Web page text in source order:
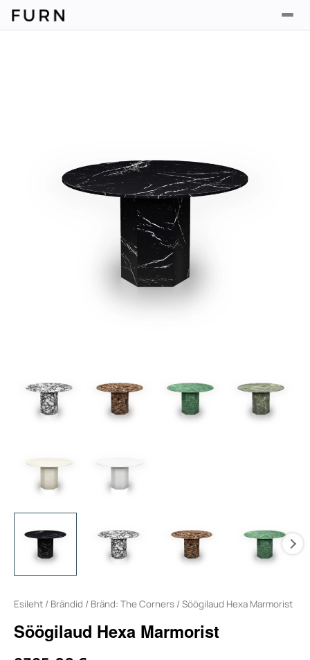
Esileht / Brändid / Bränd: The Corners / Söögilaud Hexa Marmorist
Söögilaud Hexa Marmorist